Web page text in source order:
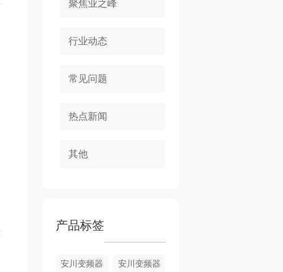
聚焦业之峰
行业动态
常见问题
热点新闻
其他
产品标签
安川变频器 安川变频器